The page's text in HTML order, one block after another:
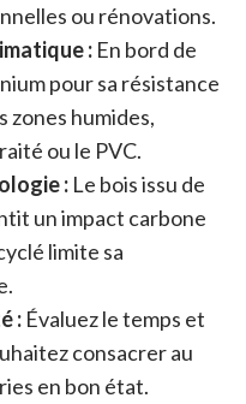
ou rénovations.
: En bord de
pour sa résistance
zones humides,
ou le PVC.
: Le bois issu de
un impact carbone
limite sa
: Évaluez le temps et
consacrer au
en bon état.